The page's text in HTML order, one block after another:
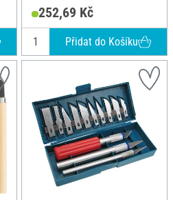
252,69 Kč
Přidat do Košíku